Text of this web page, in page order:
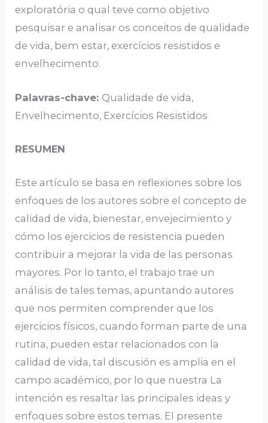
exploratória o qual teve como objetivo
pesquisar e analisar os conceitos de qualidade
de vida, bem estar, exercícios resistidos e
envelhecimento.
Palavras-chave: Qualidade de vida,
Envelhecimento, Exercícios Resistidos
RESUMEN
Este artículo se basa en reflexiones sobre los
enfoques de los autores sobre el concepto de
calidad de vida, bienestar, envejecimiento y
cómo los ejercicios de resistencia pueden
contribuir a mejorar la vida de las personas
mayores. Por lo tanto, el trabajo trae un
análisis de tales temas, apuntando autores
que nos permiten comprender que los
ejercicios físicos, cuando forman parte de una
rutina, pueden estar relacionados con la
calidad de vida, tal discusión es amplia en el
campo académico, por lo que nuestra La
intención es resaltar las principales ideas y
enfoques sobre estos temas. El presente